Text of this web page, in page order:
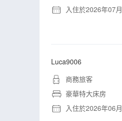
入住於2026年07月
Luca9006
商務旅客
豪華特大床房
入住於2026年06月